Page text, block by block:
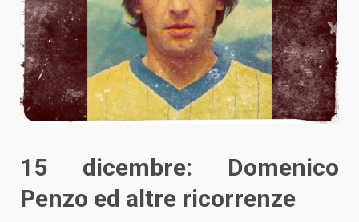
15 dicembre: Domenico
Penzo ed altre ricorrenze